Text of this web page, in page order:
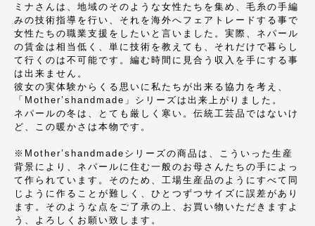
ミナさんは、地域のそのような女性たちを集め、毛糸の手編
みの技術指導を行い、それを海外へフェアトレードする事で
女性たちの職業支援をしたいと言いました。実際、ネパール
の賃金は相当低く、単に技術を教えても、それだけで暮らし
て行くのは不可能です。編む時間に見合う収入を手にする事
は出来ません。
彼女の実体験からくる思いに私たちが出来る協力を考え、
「Mother’shandmade」シリーズは出来上がりました。
ネパールの冬は、とても厳しく寒い。伝統工芸品ではないけ
ど、この暖かさは本物です。
※Mother’shandmadeシリーズの商品は、こういった生産
背景により、ネパールに住む一般のお母さんたちの手によっ
て作られています。そのため、工場生産品のようにすべて同
じように作ることが難しく、ひとつずつサイズに誤差があり
ます。そのような点をご了承の上、お買い物いただきますよ
う、よろしくお願い致します。